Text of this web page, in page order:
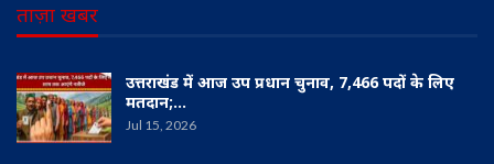
ताज़ा खबर
उत्तराखंड में आज उप प्रधान चुनाव, 7,466 पदों के लिए
मतदान;…
Jul 15, 2026